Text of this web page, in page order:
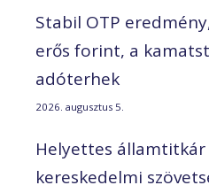
Stabil OTP
erős forint, a
adóterhek
2026. augusztus 5.
Helyettes
kereskedelmi